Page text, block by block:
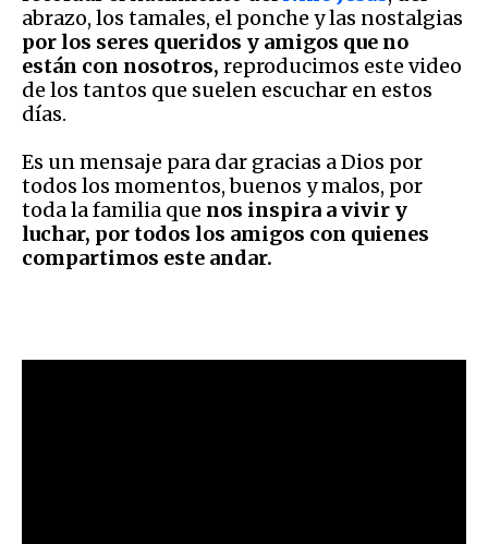
abrazo, los tamales, el ponche y las nostalgias
por los seres queridos y amigos que no
están con nosotros, reproducimos este video
de los tantos que suelen escuchar en estos
días.
Es un mensaje para dar gracias a Dios por
todos los momentos, buenos y malos, por
toda la familia que nos inspira a vivir y
luchar, por todos los amigos con quienes
compartimos este andar.